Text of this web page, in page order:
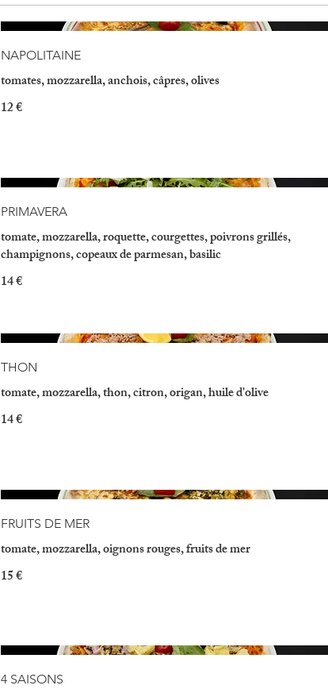
NAPOLITAINE
tomates, mozzarella, anchois, câpres, olives
12 €
PRIMAVERA
tomate, mozzarella, roquette, courgettes, poivrons grillés,
champignons, copeaux de parmesan, basilic
14 €
THON
tomate, mozzarella, thon, citron, origan, huile d'olive
14 €
FRUITS DE MER
tomate, mozzarella, oignons rouges, fruits de mer
15 €
4 SAISONS